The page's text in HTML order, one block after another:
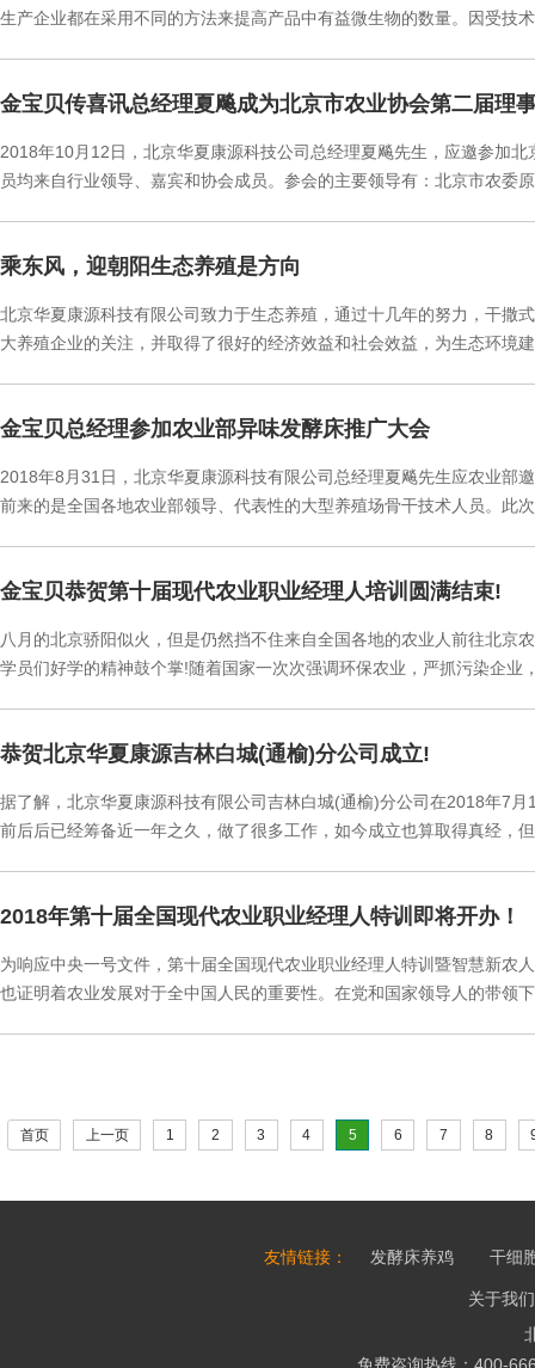
生产企业都在采用不同的方法来提高产品中有益微生物的数量。因受技
金宝贝传喜讯总经理夏飚成为北京市农业协会第二届理
2018年10月12日，北京华夏康源科技公司总经理夏飚先生，应邀参加
员均来自行业领导、嘉宾和协会成员。参会的主要领导有：北京市农委
乘东风，迎朝阳生态养殖是方向
北京华夏康源科技有限公司致力于生态养殖，通过十几年的努力，干撒
大养殖企业的关注，并取得了很好的经济效益和社会效益，为生态环境
金宝贝总经理参加农业部异味发酵床推广大会
2018年8月31日，北京华夏康源科技有限公司总经理夏飚先生应农业部
前来的是全国各地农业部领导、代表性的大型养殖场骨干技术人员。此
金宝贝恭贺第十届现代农业职业经理人培训圆满结束!
八月的北京骄阳似火，但是仍然挡不住来自全国各地的农业人前往北京
学员们好学的精神鼓个掌!随着国家一次次强调环保农业，严抓污染企
恭贺北京华夏康源吉林白城(通榆)分公司成立!
据了解，北京华夏康源科技有限公司吉林白城(通榆)分公司在2018年7
前后后已经筹备近一年之久，做了很多工作，如今成立也算取得真经，
2018年第十届全国现代农业职业经理人特训即将开办！
为响应中央一号文件，第十届全国现代农业职业经理人特训暨智慧新农
也证明着农业发展对于全中国人民的重要性。在党和国家领导人的带领
首页 上一页 1 2 3 4 5 6 7 8
友情链接： 发酵床养鸡 干细
关于我们